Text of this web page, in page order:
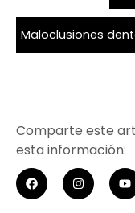
Maloclusiones
Comparte este
esta información: